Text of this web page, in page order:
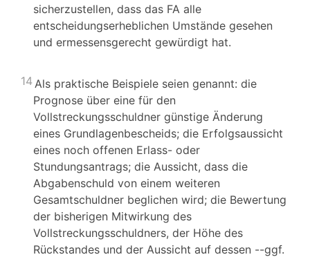
sicherzustellen, dass das FA alle
entscheidungserheblichen Umstände gesehen
und ermessensgerecht gewürdigt hat.
14 Als praktische Beispiele seien genannt: die
Prognose über eine für den
Vollstreckungsschuldner günstige Änderung
eines Grundlagenbescheids; die Erfolgsaussicht
eines noch offenen Erlass- oder
Stundungsantrags; die Aussicht, dass die
Abgabenschuld von einem weiteren
Gesamtschuldner beglichen wird; die Bewertung
der bisherigen Mitwirkung des
Vollstreckungsschuldners, der Höhe des
Rückstandes und der Aussicht auf dessen --ggf.